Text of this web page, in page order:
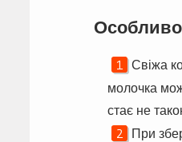
Свіжа
молочка
стає не
При